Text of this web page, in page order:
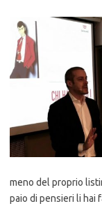
meno del proprio
paio di pensieri li